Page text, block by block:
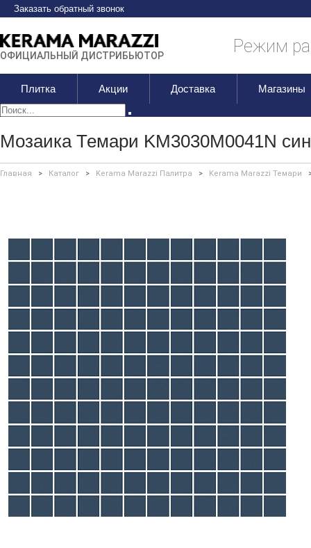
Заказать обратный звонок
ОФИЦИАЛЬНЫЙ ДИСТРИБЬЮТОР Режим
Плитка Акции Доставка Магазины
Мозаика Темари KM3030M0041N
Главная > Каталог > Kerama Marazzi Палитра > Kerama Marazzi Темари